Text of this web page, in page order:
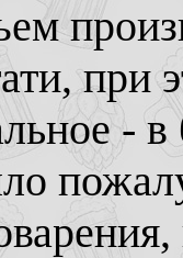
при
-